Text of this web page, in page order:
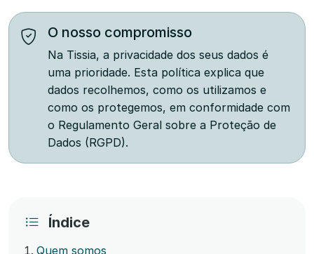
O nosso compromisso
Na Tissia, a privacidade dos seus dados é
uma prioridade. Esta política explica que
dados recolhemos, como os utilizamos e
como os protegemos, em conformidade com
o Regulamento Geral sobre a Proteção de
Dados (RGPD).
Índice
Quem somos